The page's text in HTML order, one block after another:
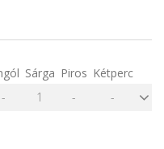
Sárga Piros Kétperc
- 1 - -